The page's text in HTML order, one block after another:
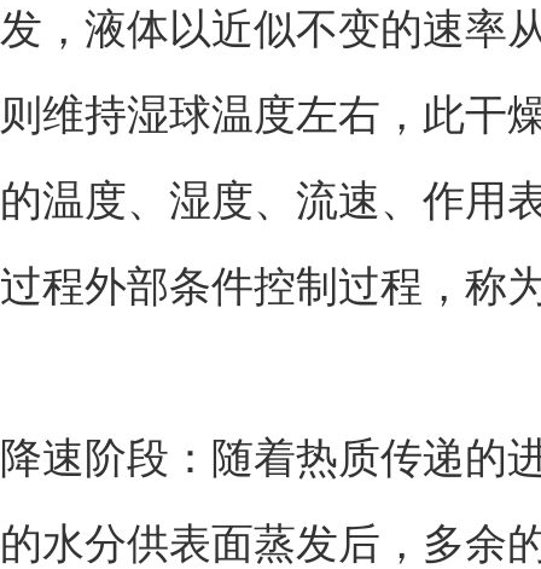
发，液体以近似不变的速率
则维持湿球温度左右，此干
的温度、湿度、流速、作用
过程外部条件控制过程，称
降速阶段：随着热质传递的
的水分供表面蒸发后，多余